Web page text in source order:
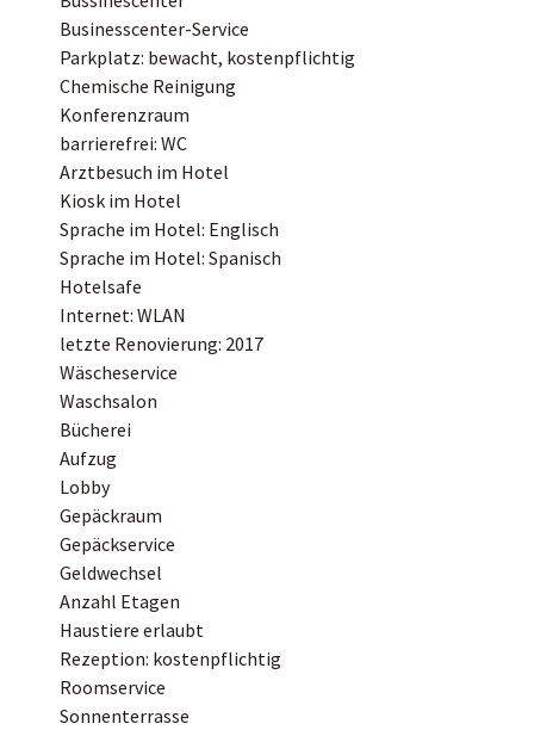
Businesscenter-Service
Parkplatz: bewacht, kostenpflichtig
Chemische Reinigung
Konferenzraum
barrierefrei: WC
Arztbesuch im Hotel
Kiosk im Hotel
Sprache im Hotel: Englisch
Sprache im Hotel: Spanisch
Hotelsafe
Internet: WLAN
letzte Renovierung: 2017
Wäscheservice
Waschsalon
Bücherei
Aufzug
Lobby
Gepäckraum
Gepäckservice
Geldwechsel
Anzahl Etagen
Haustiere erlaubt
Rezeption: kostenpflichtig
Roomservice
Sonnenterrasse